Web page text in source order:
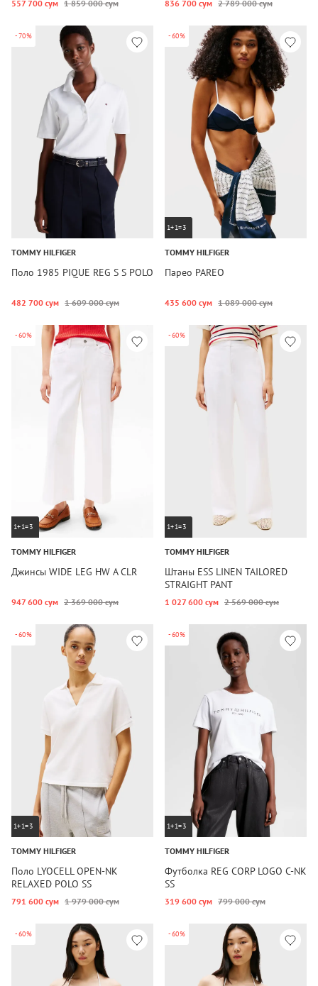
557 700 сум 1 859 000 сум 836 700 сум 2 789 000 сум
-70%
TOMMY HILFIGER
Поло 1985 PIQUE REG S S POLO
482 700 сум 1 609 000 сум
-60%
1+1=3
TOMMY HILFIGER
Парео PAREO
435 600 сум 1 089 000 сум
-60%
1+1=3
TOMMY HILFIGER
Джинсы WIDE LEG HW A CLR
947 600 сум 2 369 000 сум
-60%
1+1=3
TOMMY HILFIGER
Штаны ESS LINEN TAILORED
STRAIGHT PANT
1 027 600 сум 2 569 000 сум
-60%
1+1=3
TOMMY HILFIGER
Поло LYOCELL OPEN-NK
RELAXED POLO SS
791 600 сум 1 979 000 сум
-60%
1+1=3
TOMMY HILFIGER
Футболка REG CORP LOGO C-NK
SS
319 600 сум 799 000 сум
-60% -60%